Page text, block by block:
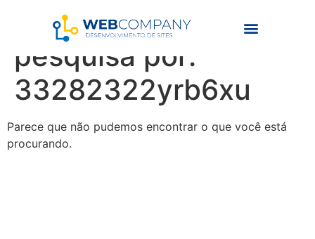
Resultados da
pesquisa por:
33282322yrb6xu
Parece que não pudemos encontrar o que você está
procurando.